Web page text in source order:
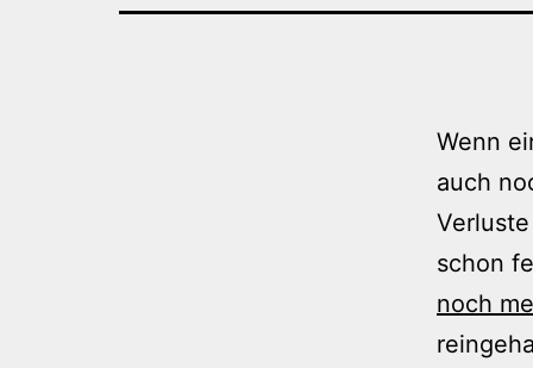
Wenn
auch
schon
noch